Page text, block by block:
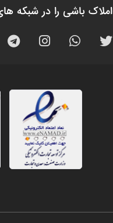
املاک باشی را در شبکه